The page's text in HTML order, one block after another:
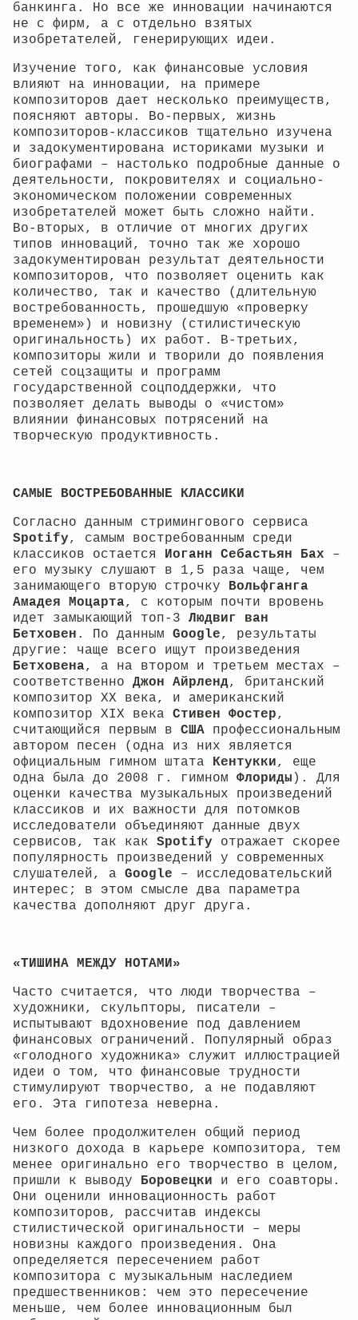
банкинга. Но все же инновации начинаются
не с фирм, а с отдельно взятых
изобретателей, генерирующих идеи.
Изучение того, как финансовые условия
влияют на инновации, на примере
композиторов дает несколько преимуществ,
поясняют авторы. Во-первых, жизнь
композиторов-классиков тщательно изучена
и задокументирована историками музыки и
биографами – настолько подробные данные о
деятельности, покровителях и социально-
экономическом положении современных
изобретателей может быть сложно найти.
Во-вторых, в отличие от многих других
типов инноваций, точно так же хорошо
задокументирован результат деятельности
композиторов, что позволяет оценить как
количество, так и качество (длительную
востребованность, прошедшую «проверку
временем») и новизну (стилистическую
оригинальность) их работ. В-третьих,
композиторы жили и творили до появления
сетей соцзащиты и программ
государственной соцподдержки, что
позволяет делать выводы о «чистом»
влиянии финансовых потрясений на
творческую продуктивность.
САМЫЕ ВОСТРЕБОВАННЫЕ КЛАССИКИ
Согласно данным стримингового сервиса
Spotify, самым востребованным среди
классиков остается Иоганн Себастьян Бах –
его музыку слушают в 1,5 раза чаще, чем
занимающего вторую строчку Вольфганга
Амадея Моцарта, с которым почти вровень
идет замыкающий топ-3 Людвиг ван
Бетховен . По данным Google, результаты
другие: чаще всего ищут произведения
Бетховена, а на втором и третьем местах –
соответственно Джон Айрленд, британский
композитор ХХ века, и американский
композитор XIX века Стивен Фостер,
считающийся первым в США профессиональным
автором песен (одна из них является
официальным гимном штата Кентукки, еще
одна была до 2008 г. гимном Флориды ). Для
оценки качества музыкальных произведений
классиков и их важности для потомков
исследователи объединяют данные двух
сервисов, так как Spotify отражает скорее
популярность произведений у современных
слушателей, а Google – исследовательский
интерес; в этом смысле два параметра
качества дополняют друг друга.
«ТИШИНА МЕЖДУ НОТАМИ»
Часто считается, что люди творчества –
художники, скульпторы, писатели –
испытывают вдохновение под давлением
финансовых ограничений. Популярный образ
«голодного художника» служит иллюстрацией
идеи о том, что финансовые трудности
стимулируют творчество, а не подавляют
его. Эта гипотеза неверна.
Чем более продолжителен общий период
низкого дохода в карьере композитора, тем
менее оригинально его творчество в целом,
пришли к выводу Боровецки и его соавторы.
Они оценили инновационность работ
композиторов, рассчитав индексы
стилистической оригинальности – меры
новизны каждого произведения. Она
определяется пересечением работ
композитора с музыкальным наследием
предшественников: чем это пересечение
меньше, чем более инновационным был